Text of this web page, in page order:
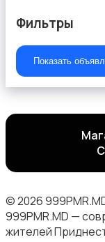
Будущим мамам
Блузы и рубашки
Фильтры
Показать
© 2026
999PMR.MD —
жителей